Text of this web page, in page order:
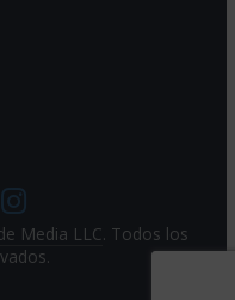
Media LLC. Todos los